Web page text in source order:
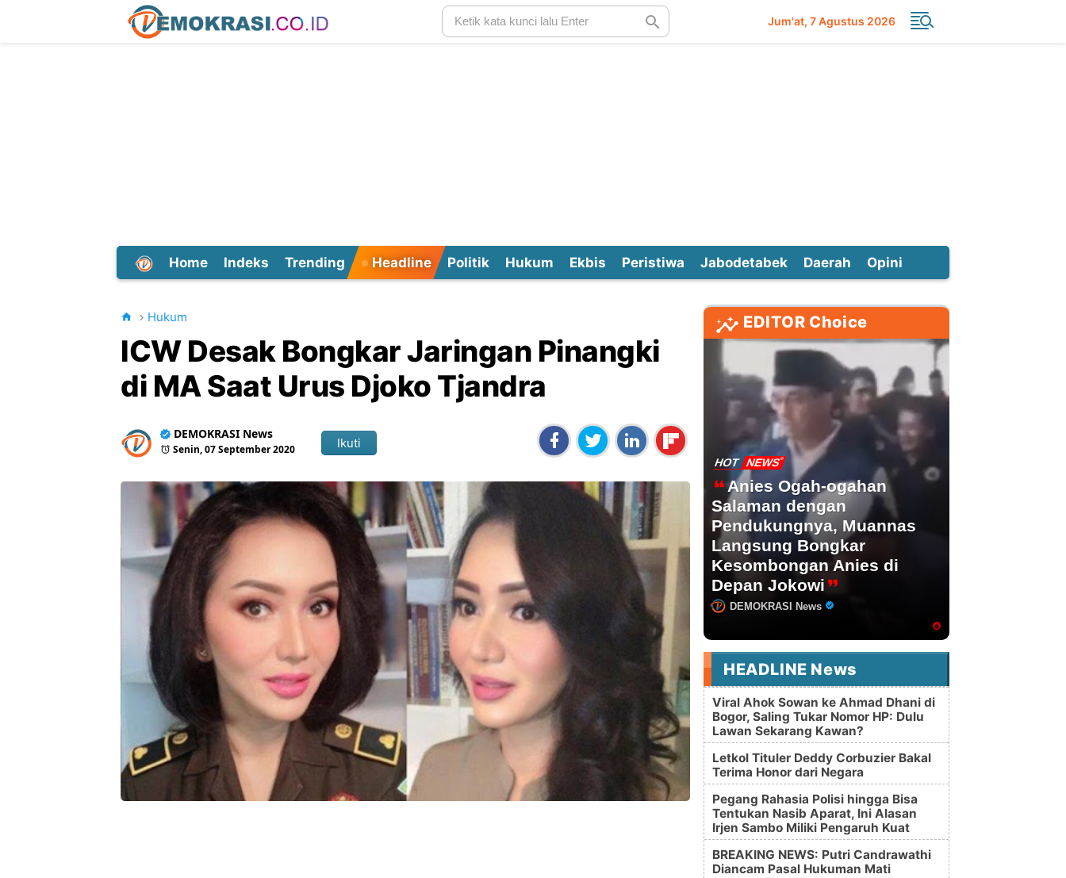
Jum'at 7 Agustus 2026
Home Indeks Trending Headline Politik Hukum Ekbis Peristiwa Jabodetabek Daerah Opini
Hukum
ICW Desak Bongkar Jaringan Pinangki
di MA Saat Urus Djoko Tjandra
DEMOKRASI News
Senin, 07 September 2020 Ikuti
EDITOR Choice
HOT NEWS
Anies Ogah-ogahan
Salaman dengan
Pendukungnya, Muannas
Langsung Bongkar
Kesombongan Anies di
Depan Jokowi
DEMOKRASI News
HEADLINE News
Viral Ahok Sowan ke Ahmad Dhani di
Bogor, Saling Tukar Nomor HP: Dulu
Lawan Sekarang Kawan?
Letkol Tituler Deddy Corbuzier Bakal
Terima Honor dari Negara
Pegang Rahasia Polisi hingga Bisa
Tentukan Nasib Aparat, Ini Alasan
Irjen Sambo Miliki Pengaruh Kuat
BREAKING NEWS: Putri Candrawathi
Diancam Pasal Hukuman Mati